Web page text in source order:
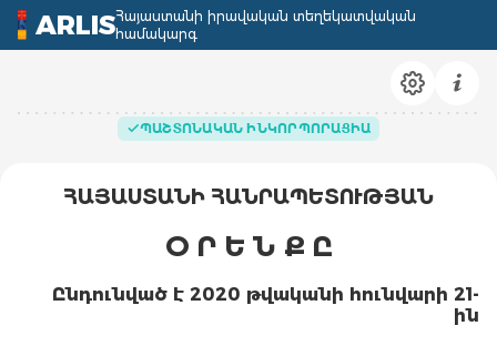
ARLISՀայաստանի իրավական տեղեկատվական
համակարգ
ՊԱՇՏՈՆԱԿԱՆ ԻՆԿՈՐՊՈՐԱՑԻԱ
ՀԱՅԱՍՏԱՆԻ ՀԱՆՐԱՊԵՏՈՒԹՅԱՆ
Օ Ր Ե Ն Ք Ը
Ընդունված է 2020 թվականի հունվարի 21-
ին